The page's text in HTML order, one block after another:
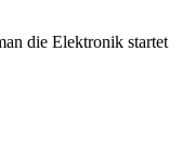
die Elektronik startet